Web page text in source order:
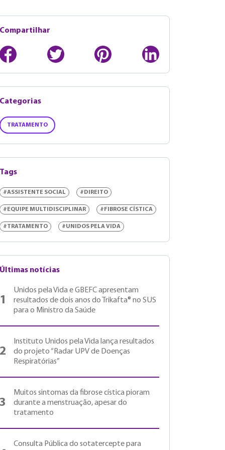
Compartilhar
Categorias
TRATAMENTO
Tags
#ASSISTENTE SOCIAL #DIREITO
#EQUIPE MULTIDISCIPLINAR #FIBROSE CÍSTICA
#TRATAMENTO #UNIDOS PELA VIDA
Últimas notícias
1
Unidos pela Vida e GBEFC apresentam
resultados de dois anos do Trikafta® no SUS
para o Ministro da Saúde
2
Instituto Unidos pela Vida lança resultados
do projeto “Radar UPV de Doenças
Respiratórias”
3
Muitos sintomas da fibrose cística pioram
durante a menstruação, apesar do
tratamento
Consulta Pública do sotatercepte para